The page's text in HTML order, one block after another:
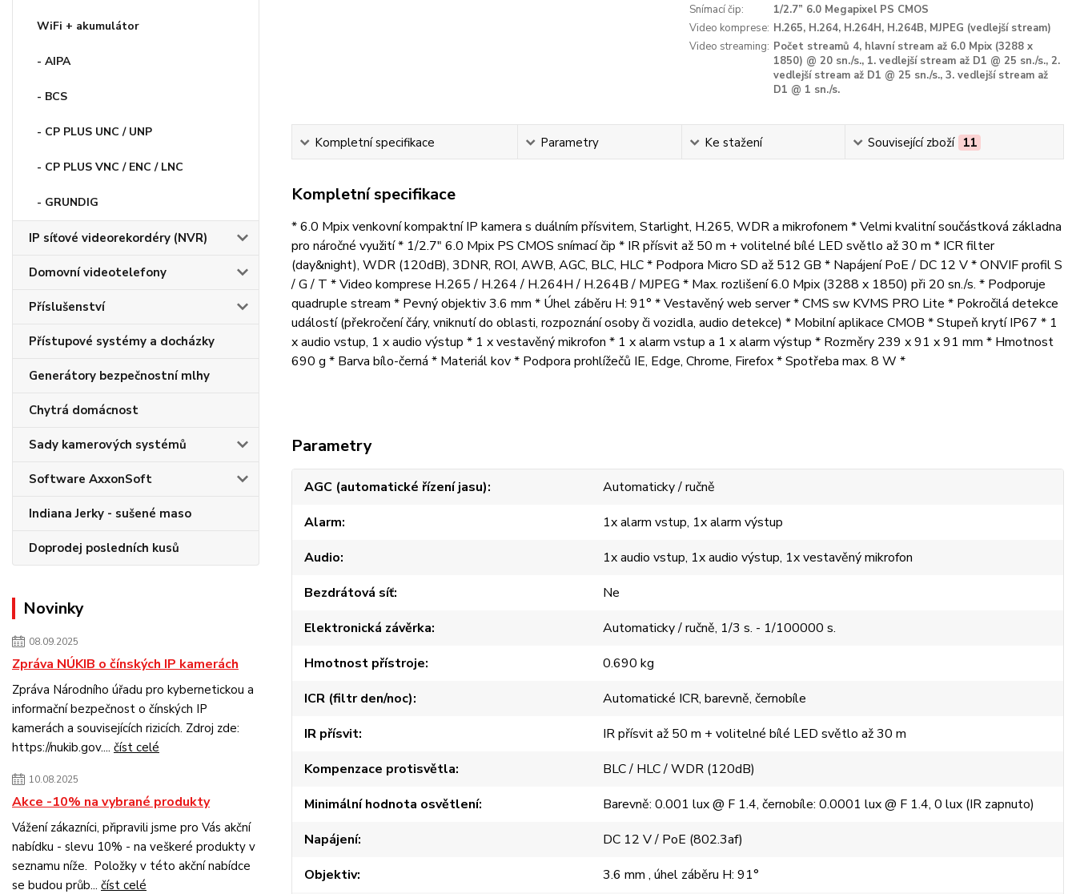
WiFi + akumulátor
- AIPA
- BCS
- CP PLUS UNC / UNP
- CP PLUS VNC / ENC / LNC
- GRUNDIG
IP síťové videorekordéry (NVR)
Domovní videotelefony
Příslušenství
Přístupové systémy a docházky
Generátory bezpečnostní mlhy
Chytrá domácnost
Sady kamerových systémů
Software AxxonSoft
Indiana Jerky - sušené maso
Doprodej posledních kusů
Novinky
08.09.2025
Zpráva NÚKIB o čínských IP kamerách
Zpráva Národního úřadu pro kybernetickou a
informační bezpečnost o čínských IP
kamerách a souvisejících rizicích. Zdroj zde:
https://nukib.gov.... číst celé
10.08.2025
Akce -10% na vybrané produkty
Vážení zákazníci, připravili jsme pro Vás akční
nabídku - slevu 10% - na veškeré produkty v
seznamu níže. Položky v této akční nabídce
se budou průb... číst celé
Snímací čip:
1/2.7” 6.0 Megapixel PS CMOS
Video komprese: H.265, H.264, H.264H, H.264B, MJPEG (vedlejší stream)
Video streaming: Počet streamů 4, hlavní stream až 6.0 Mpix (3288 x
1850) @ 20 sn./s., 1. vedlejší stream až D1 @ 25 sn./s., 2.
vedlejší stream až D1 @ 25 sn./s., 3. vedlejší stream až
D1 @ 1 sn./s.
Kompletní specifikace Parametry Ke stažení Související zboží 11
Kompletní specifikace
* 6.0 Mpix venkovní kompaktní IP kamera s duálním přísvitem, Starlight, H.265, WDR a mikrofonem * Velmi kvalitní součástková základna
pro náročné využití * 1/2.7" 6.0 Mpix PS CMOS snímací čip * IR přísvit až 50 m + volitelné bílé LED světlo až 30 m * ICR filter
(day&night), WDR (120dB), 3DNR, ROI, AWB, AGC, BLC, HLC * Podpora Micro SD až 512 GB * Napájení PoE / DC 12 V * ONVIF profil S
/ G / T * Video komprese H.265 / H.264 / H.264H / H.264B / MJPEG * Max. rozlišení 6.0 Mpix (3288 x 1850) při 20 sn./s. * Podporuje
quadruple stream * Pevný objektiv 3.6 mm * Úhel záběru H: 91° * Vestavěný web server * CMS sw KVMS PRO Lite * Pokročilá detekce
událostí (překročení čáry, vniknutí do oblasti, rozpoznání osoby či vozidla, audio detekce) * Mobilní aplikace CMOB * Stupeň krytí IP67 * 1
x audio vstup, 1 x audio výstup * 1 x vestavěný mikrofon * 1 x alarm vstup a 1 x alarm výstup * Rozměry 239 x 91 x 91 mm * Hmotnost
690 g * Barva bílo-černá * Materiál kov * Podpora prohlížečů IE, Edge, Chrome, Firefox * Spotřeba max. 8 W *
Parametry
AGC (automatické řízení jasu)
Automaticky / ručně
Alarm
1x alarm vstup, 1x alarm výstup
Audio
1x audio vstup, 1x audio výstup, 1x vestavěný mikrofon
Bezdrátová síť
Ne
Elektronická závěrka
Automaticky / ručně, 1/3 s. - 1/100000 s.
Hmotnost přístroje
0.690 kg
ICR (filtr den/noc)
Automatické ICR, barevně, černobíle
IR přísvit
IR přísvit až 50 m + volitelné bílé LED světlo až 30 m
Kompenzace protisvětla
BLC / HLC / WDR (120dB)
Minimální hodnota osvětlení
Barevně: 0.001 lux @ F 1.4, černobíle: 0.0001 lux @ F 1.4, 0 lux (IR zapnuto)
Napájení
DC 12 V / PoE (802.3af)
Objektiv
3.6 mm , úhel záběru H: 91°